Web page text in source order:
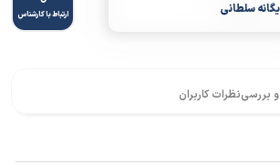
یگانه سلطانی ارتباط با کارشناس
بررسینظرات کاربران